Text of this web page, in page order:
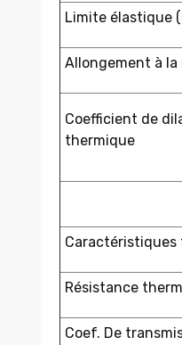
Limite élastique
Allongement à
Coefficient de
thermique
Caractéristiques
Résistance
Coef. De